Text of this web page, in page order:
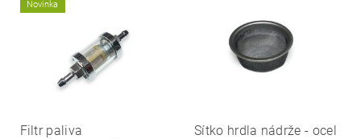
Novinka
Filtr paliva
Sítko hrdla nádrže - ocel